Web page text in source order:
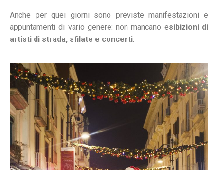
Anche per quei giorni sono previste manifestazioni e
appuntamenti di vario genere: non mancano esibizioni di
artisti di strada, sfilate e concerti.